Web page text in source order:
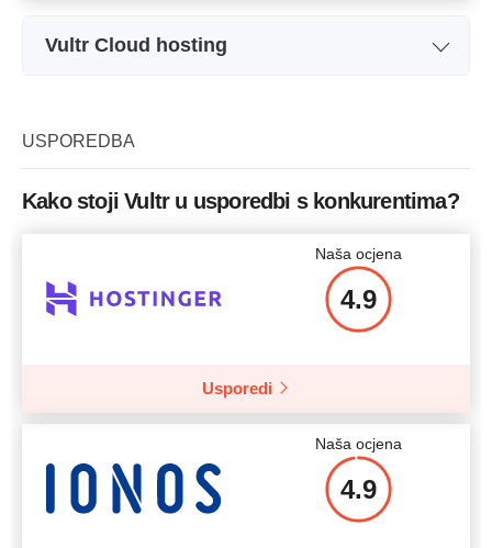
Vultr Cloud hosting
Prostor za pohranu
Cijena
1 GB
$5.00
Više pojedinosti
USPOREDBA
Kako stoji Vultr u usporedbi s konkurentima?
Naša ocjena
4.9
Usporedi
Naša ocjena
4.9